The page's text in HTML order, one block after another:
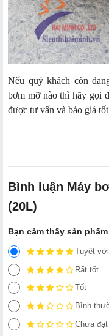
Nếu quý khách còn
bơm mỡ nào thì hãy gọi
được tư vấn và báo giá
Bình luận Máy
(20L)
Bạn cảm thấy sản
Tuyệt vời
Rất tốt
Tốt
Bình
Chưa đạt